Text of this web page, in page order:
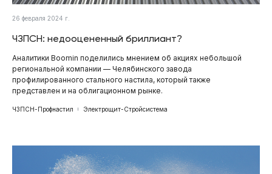
26 февраля 2024 г.
ЧЗПСН: недооцененный бриллиант?
Аналитики Boomin поделились мнением об акциях небольшой
региональной компании — Челябинского завода
профилированного стального настила, который также
представлен и на облигационном рынке.
ЧЗПСН-Профнастил Электрощит-Стройсистема